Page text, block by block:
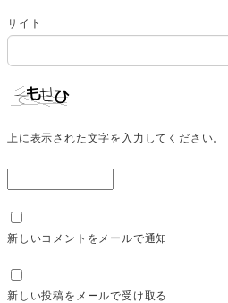
サイト
上に表示された文字を入力してください。
新しいコメントをメールで通知
新しい投稿をメールで受け取る